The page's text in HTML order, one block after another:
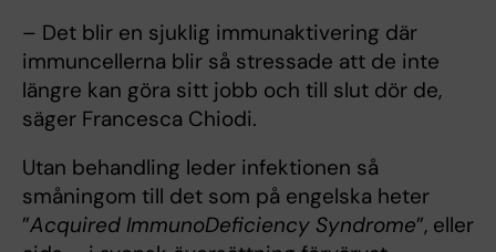
– Det blir en sjuklig immunaktivering där
immuncellerna blir så stressade att de inte
längre kan göra sitt jobb och till slut dör de,
säger Francesca Chiodi.
Utan behandling leder infektionen så
småningom till det som på engelska heter
”Acquired ImmunoDeficiency Syndrome”, eller